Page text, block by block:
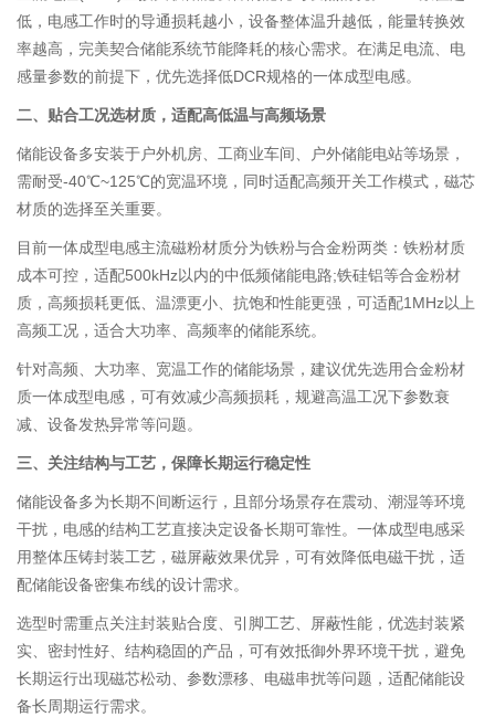
低，电感工作时的导通损耗越小，设备整体温升越低，能量转换效
率越高，完美契合储能系统节能降耗的核心需求。在满足电流、电
感量参数的前提下，优先选择低DCR规格的一体成型电感。
二、贴合工况选材质，适配高低温与高频场景
储能设备多安装于户外机房、工商业车间、户外储能电站等场景，
需耐受-40℃~125℃的宽温环境，同时适配高频开关工作模式，磁芯
材质的选择至关重要。
目前一体成型电感主流磁粉材质分为铁粉与合金粉两类：铁粉材质
成本可控，适配500kHz以内的中低频储能电路;铁硅铝等合金粉材
质，高频损耗更低、温漂更小、抗饱和性能更强，可适配1MHz以上
高频工况，适合大功率、高频率的储能系统。
针对高频、大功率、宽温工作的储能场景，建议优先选用合金粉材
质一体成型电感，可有效减少高频损耗，规避高温工况下参数衰
减、设备发热异常等问题。
三、关注结构与工艺，保障长期运行稳定性
储能设备多为长期不间断运行，且部分场景存在震动、潮湿等环境
干扰，电感的结构工艺直接决定设备长期可靠性。一体成型电感采
用整体压铸封装工艺，磁屏蔽效果优异，可有效降低电磁干扰，适
配储能设备密集布线的设计需求。
选型时需重点关注封装贴合度、引脚工艺、屏蔽性能，优选封装紧
实、密封性好、结构稳固的产品，可有效抵御外界环境干扰，避免
长期运行出现磁芯松动、参数漂移、电磁串扰等问题，适配储能设
备长周期运行需求。